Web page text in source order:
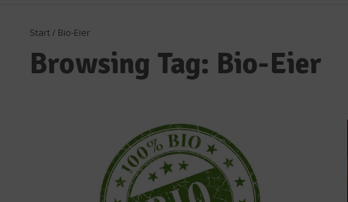
Start/ Bio-Eier
Browsing Tag: Bio-Eier